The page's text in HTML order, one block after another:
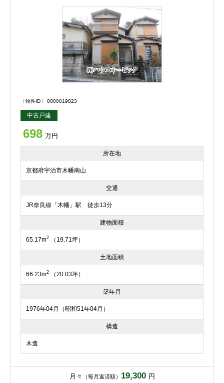
〔物件ID〕 0000019823
中古戸建
698 万円
所在地
京都府宇治市木幡南山
交通
JR奈良線「木幡」駅 徒歩13分
建物面積
65.17m2 （19.71坪）
土地面積
66.23m2 （20.03坪）
築年月
1976年04月（昭和51年04月）
構造
木造
月々 （毎月返済額） 19,300 円